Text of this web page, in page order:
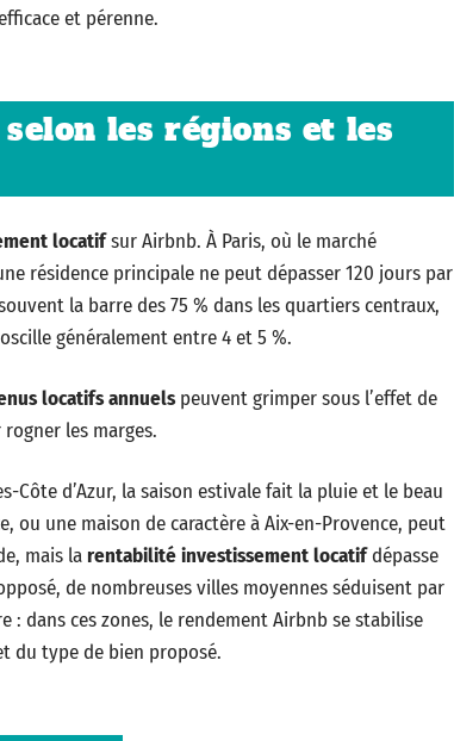
et pérenne.
les régions et les
locatifsur Airbnb. À Paris, où le marché
résidence principale ne peut dépasser 120 jours par
la barre des 75 % dans les quartiers centraux,
généralement entre 4 et 5 %.
locatifs annuelspeuvent grimper sous l’effet de
les marges.
Côte d’Azur, la saison estivale fait la pluie et le beau
ou une maison de caractère à Aix-en-Provence, peut
mais larentabilité investissement locatifdépasse
de nombreuses villes moyennes séduisent par
: dans ces zones, le rendement Airbnb se stabilise
du type de bien proposé.